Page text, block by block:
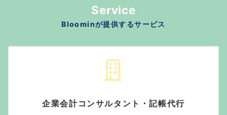
Service
Bloominが提供するサービス
企業会計コンサルタント・記帳代行